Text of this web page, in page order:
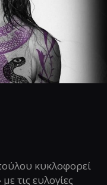
κυκλοφορεί
τις ευλογίες